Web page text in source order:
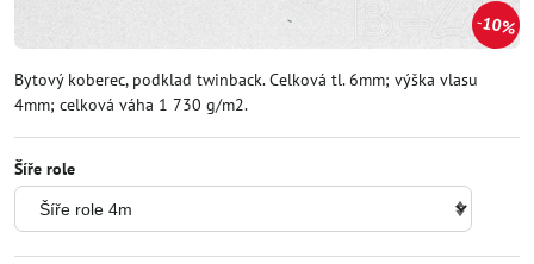
10%
Bytový koberec, podklad twinback. Celková tl. 6mm; výška vlasu
4mm; celková váha 1 730 g/m2.
Šíře role